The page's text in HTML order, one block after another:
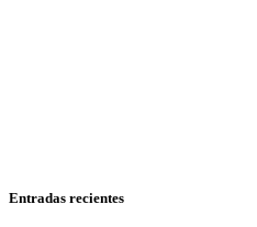
Entradas recientes